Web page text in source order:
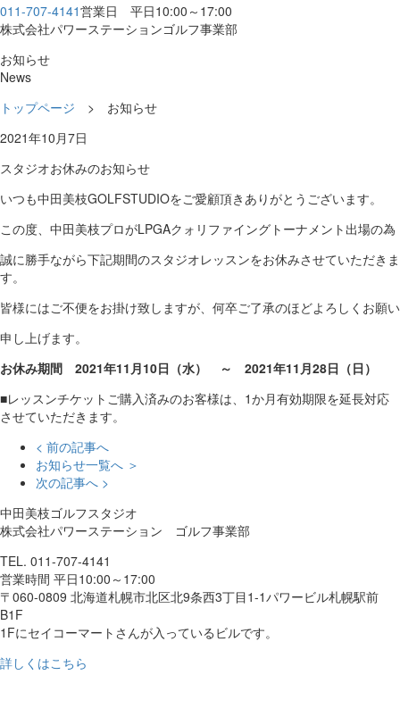
011-707-4141営業日 平日10:00～17:00
株式会社パワーステーションゴルフ事業部
お知らせ
News
トップページ > お知らせ
2021年10月7日
スタジオお休みのお知らせ
いつも中田美枝GOLFSTUDIOをご愛顧頂きありがとうございます。
この度、中田美枝プロがLPGAクォリファイングトーナメント出場の為
誠に勝手ながら下記期間のスタジオレッスンをお休みさせていただきま
す。
皆様にはご不便をお掛け致しますが、何卒ご了承のほどよろしくお願い
申し上げます。
お休み期間 2021年11月10日（水） ～ 2021年11月28日（日）
■レッスンチケットご購入済みのお客様は、1か月有効期限を延長対応
させていただきます。
< 前の記事へ
お知らせ一覧へ ＞
次の記事へ >
中田美枝ゴルフスタジオ
株式会社パワーステーション ゴルフ事業部
TEL. 011-707-4141
営業時間 平日10:00～17:00
〒060-0809 北海道札幌市北区北9条西3丁目1-1パワービル札幌駅前
B1F
1Fにセイコーマートさんが入っているビルです。
詳しくはこちら